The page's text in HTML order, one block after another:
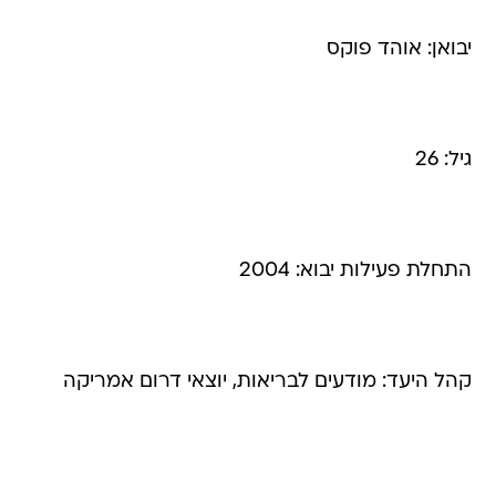
יבואן: אוהד פוקס
גיל: 26
התחלת פעילות יבוא: 2004
קהל היעד: מודעים לבריאות, יוצאי דרום אמריקה